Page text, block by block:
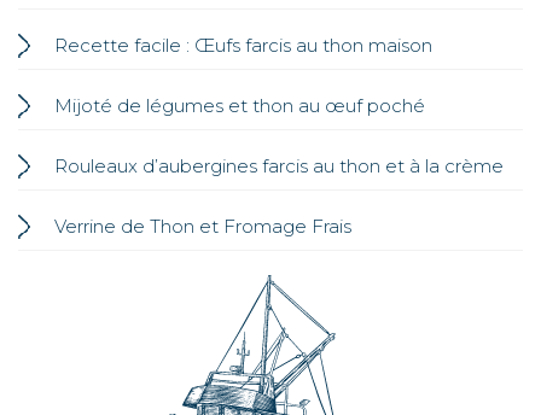
Recette facile : Œufs farcis au thon maison
Mijoté de légumes et thon au œuf poché
Rouleaux d’aubergines farcis au thon et à la crème
Verrine de Thon et Fromage Frais